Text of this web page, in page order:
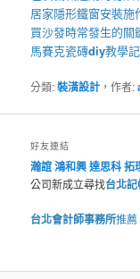
居家隱形鐵窗安裝施
買沙發時常發生的關
馬賽克瓷磚diy教學
分類:裝潢設計 ，作者:
好友連結
瀚誼鴻和興達思科拓
公司新成立尋找台北
台北會計師事務所推